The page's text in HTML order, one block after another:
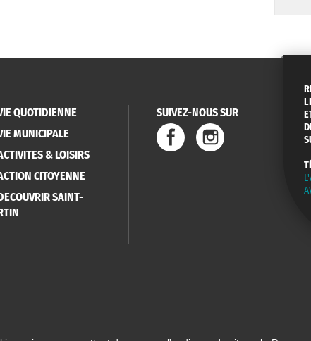
QUOTIDIENNE
MUNICIPALE
& LOISIRS
CITOYENNE
SAINT-
SUIVEZ-NOUS SUR